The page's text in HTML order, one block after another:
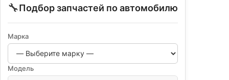
🔧Подбор запчастей по автомобилю
Марка
Модель